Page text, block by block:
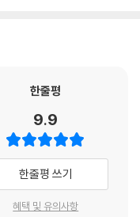
한줄평
9.9
한줄평 쓰기
혜택 및 유의사항